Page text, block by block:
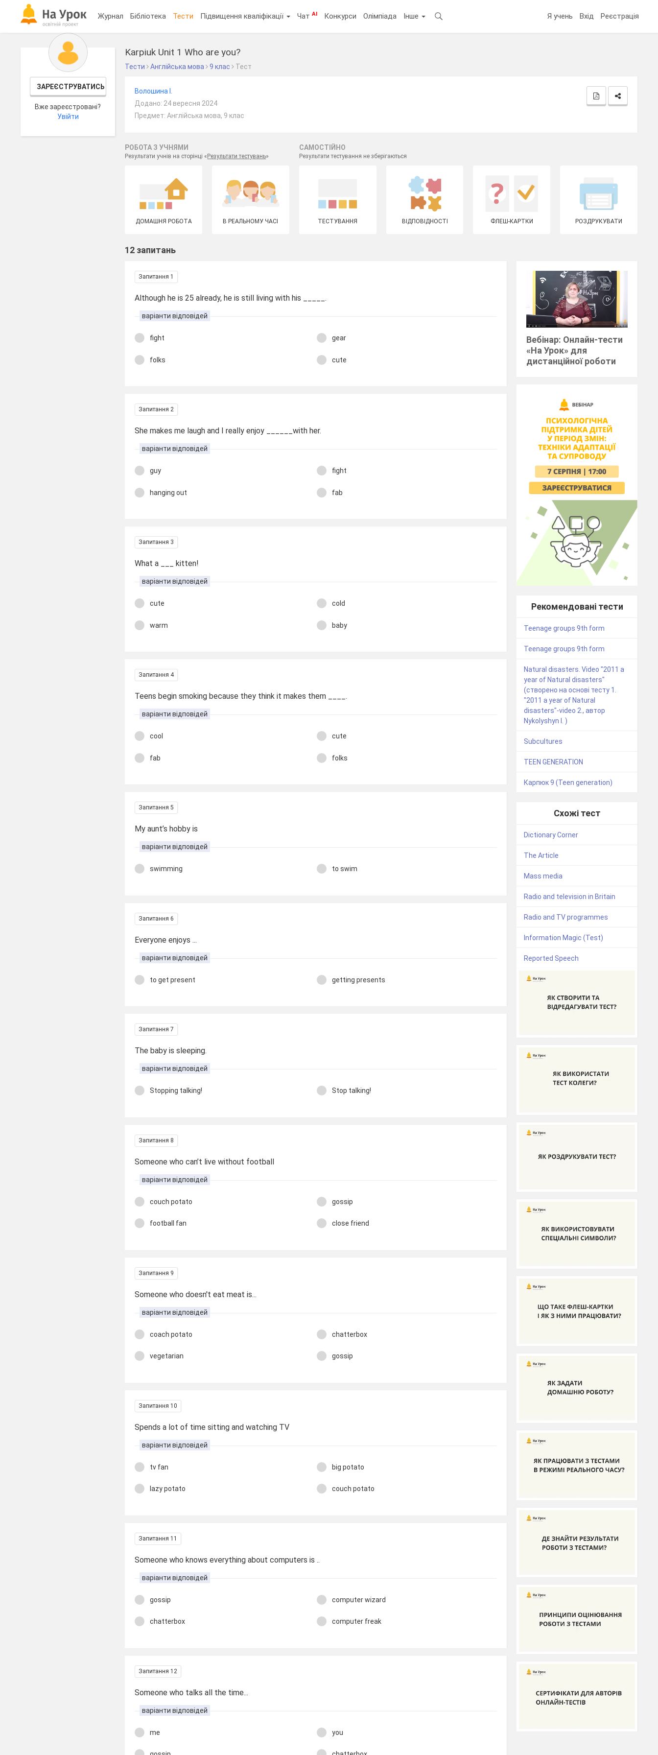
Журнал Бібліотека Тести Підвищення кваліфікації ЧатAI Конкурси Олімпіада Інше Я учень Вхід Реєстрація
ЗАРЕЄСТРУВАТИСЬ
Вже зареєстровані?
Увійти
Karpiuk Unit 1 Who are you?
Тести Англійська мова 9 клас Тест
Волошина І.
Додано: 24 вересня 2024
Предмет: Англійська мова, 9 клас
РОБОТА З УЧНЯМИ
Результати учнів на сторінці « Результати тестувань»
САМОСТІЙНО
Результати тестування не зберігаються
ДОМАШНЯ РОБОТА В РЕАЛЬНОМУ ЧАСІ ТЕСТУВАННЯ ВІДПОВІДНОСТІ ФЛЕШ-КАРТКИ РОЗДРУКУВАТИ
12 запитань
Запитання 1
Although he is 25 already, he is still living with his _____.
варіанти відповідей
fight gear
folks cute
Запитання 2
She makes me laugh and I really enjoy ______with her.
варіанти відповідей
guy fight
hanging out fab
Запитання 3
What a ___ kitten!
варіанти відповідей
cute cold
warm baby
Запитання 4
Teens begin smoking because they think it makes them ____.
варіанти відповідей
cool cute
fab folks
Запитання 5
My aunt’s hobby is
варіанти відповідей
swimming to swim
Запитання 6
Everyone enjoys ...
варіанти відповідей
to get present getting presents
Запитання 7
The baby is sleeping.
варіанти відповідей
Stopping talking! Stop talking!
Запитання 8
Someone who can’t live without football
варіанти відповідей
couch potato gossip
football fan close friend
Запитання 9
Someone who doesn't eat meat is...
варіанти відповідей
coach potato chatterbox
vegetarian gossip
Запитання 10
Spends a lot of time sitting and watching TV
варіанти відповідей
tv fan big potato
lazy potato couch potato
Запитання 11
Someone who knows everything about computers is ..
варіанти відповідей
gossip computer wizard
chatterbox computer freak
Запитання 12
Someone who talks all the time...
варіанти відповідей
me you
Вебінар: Онлайн-тести
«На Урок» для
дистанційної роботи
Рекомендовані тести
Teenage groups 9th form
Teenage groups 9th form
Natural disasters. Video "2011 a
year of Natural disasters"
(створено на основі тесту 1.
"2011 a year of Natural
disasters"-video 2., автор
Nykolyshyn I. )
Subcultures
TEEN GENERATION
Карпюк 9 (Teen generation)
Схожі тест
Dictionary Corner
The Article
Mass media
Radio and television in Britain
Radio and TV programmes
Information Magic (Test)
Reported Speech